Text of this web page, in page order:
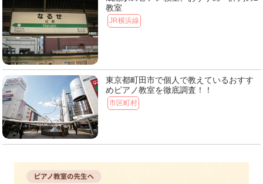
教室
JR横浜線
東京都町田市で個人で教えているおすす
めピアノ教室を徹底調査！！
市区町村